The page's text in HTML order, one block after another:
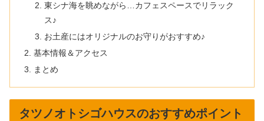
東シナ海を眺めながら…カフェスペースでリラック
ス♪
お土産にはオリジナルのお守りがおすすめ♪
基本情報＆アクセス
まとめ
タツノオトシゴハウスのおすすめポイント